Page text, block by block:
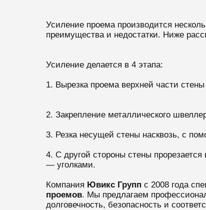
Усиление проема производится
преимущества и недостатки. Ниже
Усиление делается в 4 этапа:
1. Вырезка проема верхней части
2. Закрепление металлического
3. Резка несущей стены насквозь, с
4. С другой стороны стены
— уголками.
Компания Ювикс Групп с 2008 года
проемов. Мы предлагаем
долговечность, безопасность и